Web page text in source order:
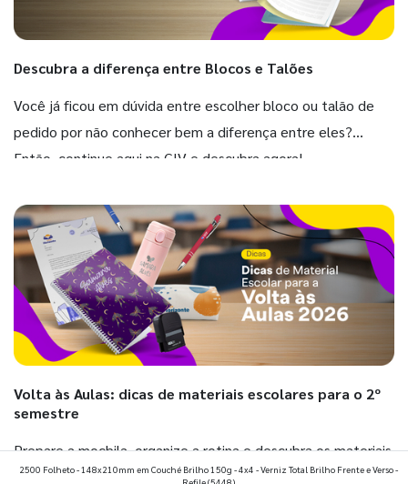
Descubra a diferença entre Blocos e Talões
Você já ficou em dúvida entre escolher bloco ou talão de
pedido por não conhecer bem a diferença entre eles?
Então, continue aqui na GIV e descubra agora!
Volta às Aulas: dicas de materiais escolares para o 2º
semestre
Prepare a mochila, organize a rotina e descubra os materiais
que fazem toda diferença para começar o segundo
2500 Folheto - 148x210mm em Couché Brilho 150g - 4x4 - Verniz Total Brilho Frente e Verso -
Refile(5448)